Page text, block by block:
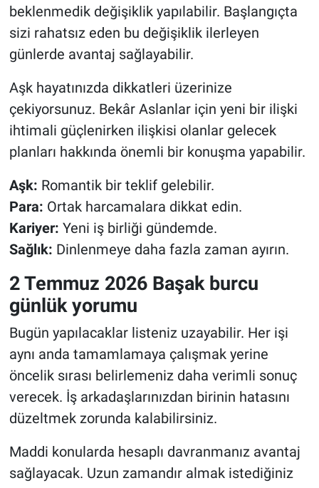
beklenmedik değişiklik yapılabilir. Başlangıçta
sizi rahatsız eden bu değişiklik ilerleyen
günlerde avantaj sağlayabilir.
Aşk hayatınızda dikkatleri üzerinize
çekiyorsunuz. Bekâr Aslanlar için yeni bir ilişki
ihtimali güçlenirken ilişkisi olanlar gelecek
planları hakkında önemli bir konuşma yapabilir.
Aşk: Romantik bir teklif gelebilir.
Para: Ortak harcamalara dikkat edin.
Kariyer: Yeni iş birliği gündemde.
Sağlık: Dinlenmeye daha fazla zaman ayırın.
2 Temmuz 2026 Başak burcu
günlük yorumu
Bugün yapılacaklar listeniz uzayabilir. Her işi
aynı anda tamamlamaya çalışmak yerine
öncelik sırası belirlemeniz daha verimli sonuç
verecek. İş arkadaşlarınızdan birinin hatasını
düzeltmek zorunda kalabilirsiniz.
Maddi konularda hesaplı davranmanız avantaj
sağlayacak. Uzun zamandır almak istediğiniz